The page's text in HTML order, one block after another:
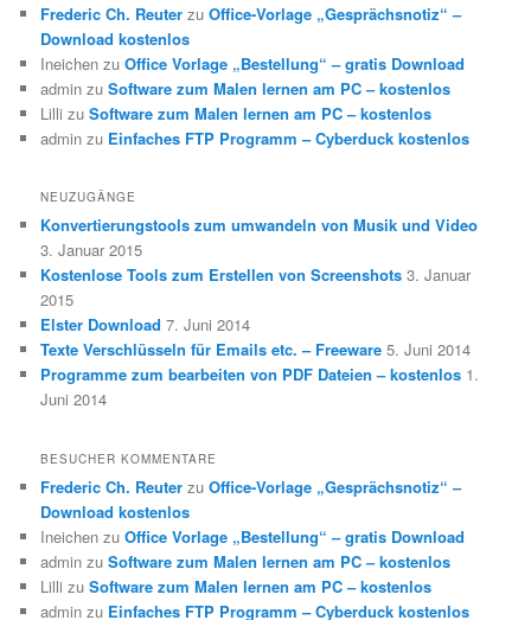
Frederic Ch. Reuter zuOffice-Vorlage „Gesprächsnotiz“ –
Download kostenlos
Ineichen zuOffice Vorlage „Bestellung“ – gratis Download
admin zuSoftware zum Malen lernen am PC – kostenlos
Lilli zuSoftware zum Malen lernen am PC – kostenlos
admin zu Einfaches FTP Programm – Cyberduck kostenlos
NEUZUGÄNGE
Konvertierungstools zum umwandeln von Musik und Video
3. Januar 2015
Kostenlose Tools zum Erstellen von Screenshots 3. Januar
2015
Elster Download 7. Juni 2014
Texte Verschlüsseln für Emails etc. – Freeware 5. Juni 2014
Programme zum bearbeiten von PDF Dateien – kostenlos 1.
Juni 2014
BESUCHER KOMMENTARE
Frederic Ch. Reuter zuOffice-Vorlage „Gesprächsnotiz“ –
Download kostenlos
Ineichen zuOffice Vorlage „Bestellung“ – gratis Download
admin zuSoftware zum Malen lernen am PC – kostenlos
Lilli zuSoftware zum Malen lernen am PC – kostenlos
admin zu Einfaches FTP Programm – Cyberduck kostenlos